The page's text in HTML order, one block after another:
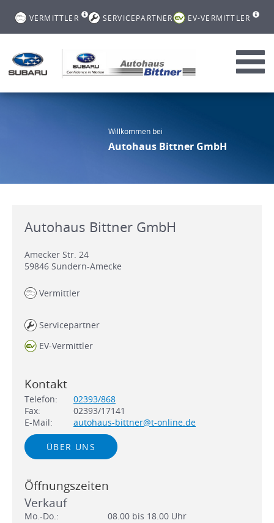
VERMITTLER SERVICEPARTNER EV-VERMITTLER
Willkommen bei
Autohaus Bittner GmbH
Autohaus Bittner GmbH
Amecker Str. 24
59846 Sundern-Amecke
Vermittler
Servicepartner
EV-Vermittler
Kontakt
Telefon:
02393/868
Fax:
02393/17141
E-Mail:
autohaus-bittner@t-online.de
ÜBER UNS
Öffnungszeiten
Verkauf
Mo.-Do.:
08.00 bis 18.00 Uhr